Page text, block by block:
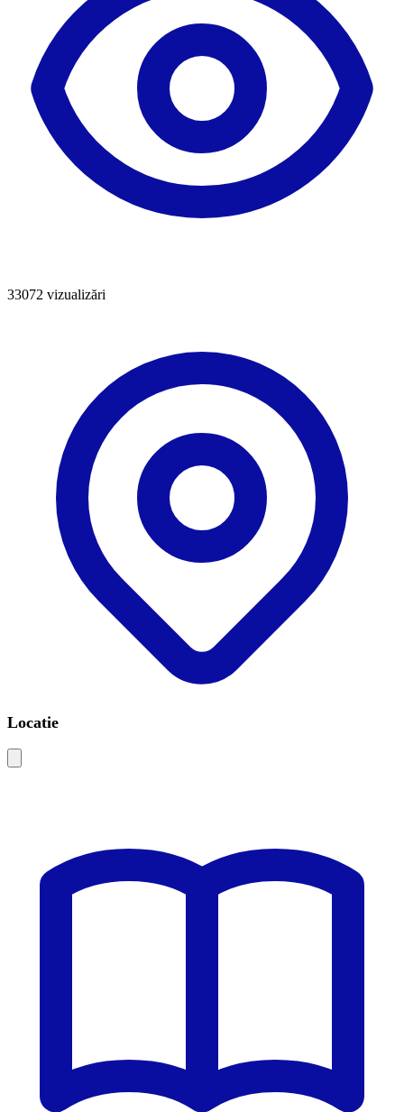
33072 vizualizări
Locatie